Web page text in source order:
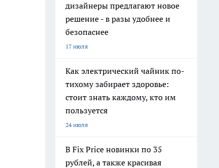
дизайнеры предлагают новое
решение - в разы удобнее и
безопаснее
17 июля
Как электрический чайник по-
тихому забирает здоровье:
стоит знать каждому, кто им
пользуется
24 июля
В Fix Price новинки по 35
рублей, а также красивая